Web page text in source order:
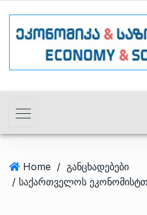
Home / განცხადებები